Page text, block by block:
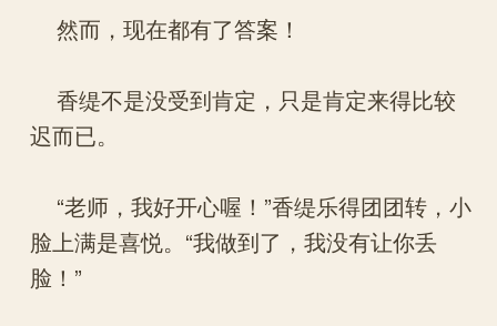
然而，现在都有了答案！
香缇不是没受到肯定，只是肯定来得比较
迟而已。
“老师，我好开心喔！”香缇乐得团团转，小
脸上满是喜悦。“我做到了，我没有让你丢
脸！”